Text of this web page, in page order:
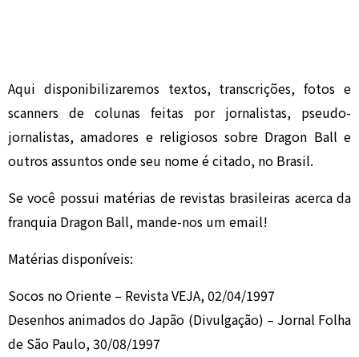
Aqui disponibilizaremos textos, transcrições, fotos e
scanners de colunas feitas por jornalistas, pseudo-
jornalistas, amadores e religiosos sobre Dragon Ball e
outros assuntos onde seu nome é citado, no Brasil.
Se você possui matérias de revistas brasileiras acerca da
franquia Dragon Ball, mande-nos um email!
Matérias disponíveis:
Socos no Oriente – Revista VEJA, 02/04/1997
Desenhos animados do Japão (Divulgação) – Jornal Folha
de São Paulo, 30/08/1997